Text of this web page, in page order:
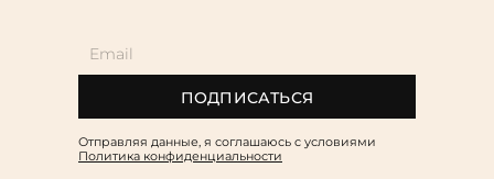
ПОДПИСАТЬСЯ
Отправляя данные, я соглашаюсь c условиями
Политика конфиденциальности